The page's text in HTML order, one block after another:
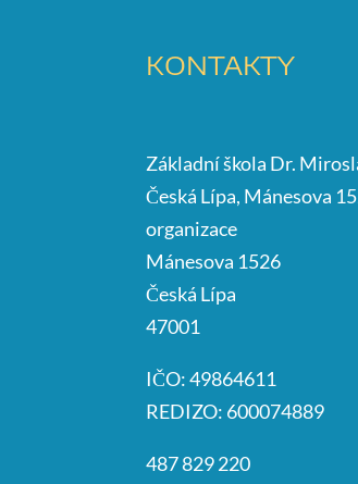
KONTAKTY
Základní škola Dr.
Česká Lípa, Mánesova
organizace
Mánesova 1526
Česká Lípa
47001
IČO: 49864611
REDIZO: 600074889
487 829 220